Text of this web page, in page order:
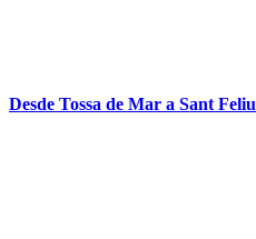
Desde Tossa de Mar a Sant Feliu